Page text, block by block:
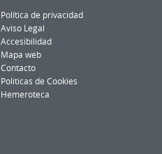
Política de privacidad
Aviso Legal
Accesibilidad
Mapa web
Contacto
Politicas de Cookies
Hemeroteca